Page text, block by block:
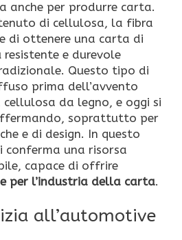
anche per produrre carta.
di cellulosa, la fibra
di ottenere una carta di
e durevole
Questo tipo di
prima dell’avvento
da legno, e oggi si
soprattutto per
e di design. In questo
conferma una risorsa
capace di offrire
per l’industria della carta.
all’automotive